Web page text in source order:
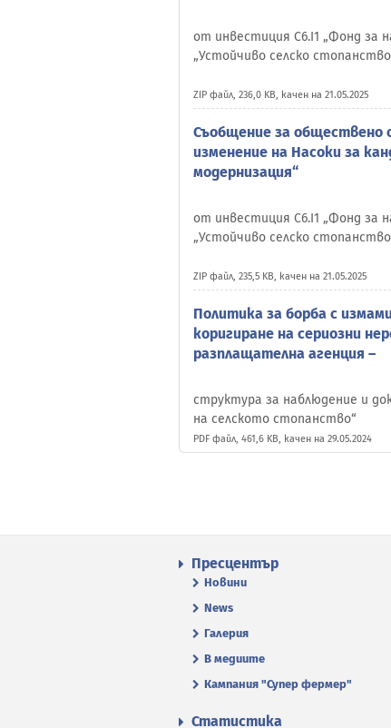
от инвестиция C6.I1 „Фонд за
„Устойчиво селско
ZIP файл, 236,0 KB, качен на 21.05.2025
Съобщение за обществено
изменение на Насоки за
модернизация“
от инвестиция C6.I1 „Фонд за
„Устойчиво селско
ZIP файл, 235,5 KB, качен на 21.05.2025
Политика за борба с
коригиране на сериозни
разплащателна агенция –
структура за наблюдение и
на селското стопанство“
PDF файл, 461,6 KB, качен на 29.05.2024
Пресцентър
Новини
News
Галерия
В медиите
Кампания "Супер фермер"
Статистика